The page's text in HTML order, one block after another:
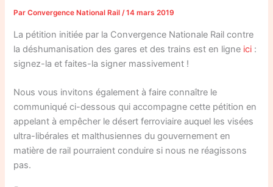
ParConvergence National Rail/14 mars 2019
La pétition initiée par la Convergence Nationale Rail contre
la déshumanisation des gares et des trains est en ligne ici :
signez-la et faites-la signer massivement !
Nous vous invitons également à faire connaître le
communiqué ci-dessous qui accompagne cette pétition en
appelant à empêcher le désert ferroviaire auquel les visées
ultra-libérales et malthusiennes du gouvernement en
matière de rail pourraient conduire si nous ne réagissons
pas.